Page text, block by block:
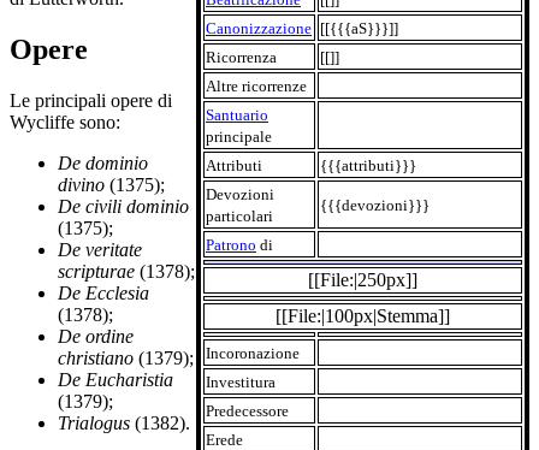
Canonizzazione [[{{{aS}}}]]
Ricorrenza
[[]]
Altre ricorrenze
Santuario
principale
Attributi
{{{attributi}}}
Devozioni
particolari
{{{devozioni}}}
Patrono di
[[File:|250px]]
[[File:|100px|Stemma]]
Incoronazione
Investitura
Predecessore
Erede
Opere
Le principali opere di
Wycliffe sono:
De dominio
divino (1375);
De civili dominio
(1375);
De veritate
scripturae (1378);
De Ecclesia
(1378);
De ordine
christiano (1379);
De Eucharistia
(1379);
Trialogus (1382).